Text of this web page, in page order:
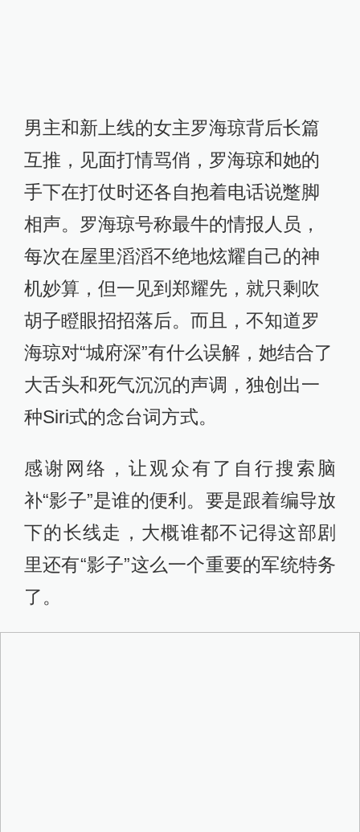
男主和新上线的女主罗海琼背后长篇
互推，见面打情骂俏，罗海琼和她的
手下在打仗时还各自抱着电话说蹩脚
相声。罗海琼号称最牛的情报人员，
每次在屋里滔滔不绝地炫耀自己的神
机妙算，但一见到郑耀先，就只剩吹
胡子瞪眼招招落后。而且，不知道罗
海琼对“城府深”有什么误解，她结合了
大舌头和死气沉沉的声调，独创出一
种Siri式的念台词方式。
感谢网络，让观众有了自行搜索脑
补“影子”是谁的便利。要是跟着编导放
下的长线走，大概谁都不记得这部剧
里还有“影子”这么一个重要的军统特务
了。